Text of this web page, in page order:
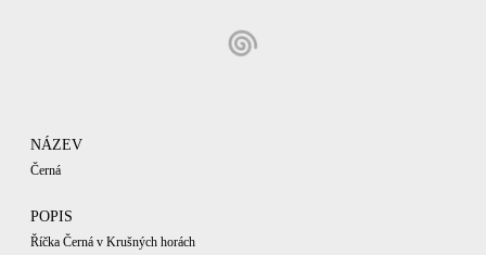
NÁZEV
Černá
POPIS
Říčka Černá v Krušných horách